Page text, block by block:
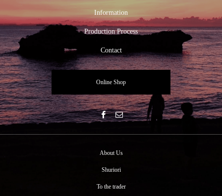
Information
Production Process
Contact
Online Shop
About Us
Shuriori
To the trader